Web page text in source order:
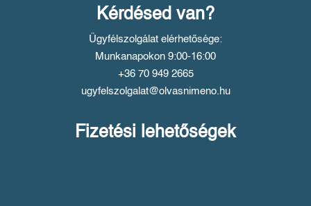
Kérdésed van?
Ügyfélszolgálat elérhetősége:
Munkanapokon 9:00-16:00
+36 70 949 2665
ugyfelszolgalat@olvasnimeno.hu
Fizetési lehetőségek